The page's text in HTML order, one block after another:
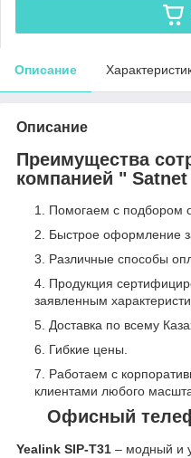
Описание
Описание
Преимущества
компанией "
Помогаем с подбором
Быстрое оформление
Различные способы
Продукция
заявленным
Доставка по всему
Гибкие цены.
Работаем с
клиентами любого
Офисный
Yealink SIP-T31 – модный и